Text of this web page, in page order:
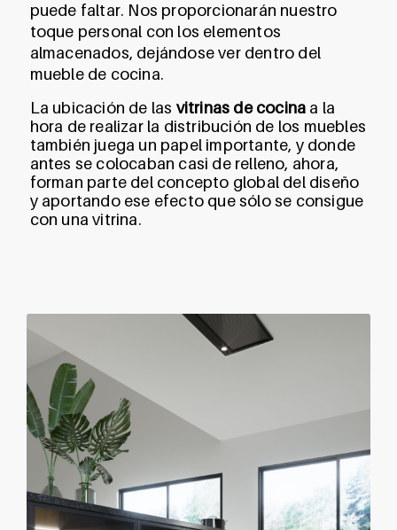
puede faltar. Nos proporcionarán nuestro
toque personal con los elementos
almacenados, dejándose ver dentro del
mueble de cocina.
La ubicación de las vitrinas de cocina a la
hora de realizar la distribución de los muebles
también juega un papel importante, y donde
antes se colocaban casi de relleno, ahora,
forman parte del concepto global del diseño
y aportando ese efecto que sólo se consigue
con una vitrina.